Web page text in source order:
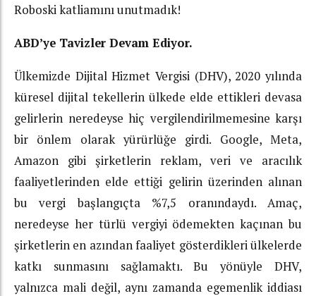
Roboski katliamını unutmadık!
ABD’ye Tavizler Devam Ediyor.
Ülkemizde Dijital Hizmet Vergisi (DHV), 2020 yılında
küresel dijital tekellerin ülkede elde ettikleri devasa
gelirlerin neredeyse hiç vergilendirilmemesine karşı
bir önlem olarak yürürlüğe girdi. Google, Meta,
Amazon gibi şirketlerin reklam, veri ve aracılık
faaliyetlerinden elde ettiği gelirin üzerinden alınan
bu vergi başlangıçta %7,5 oranındaydı. Amaç,
neredeyse her türlü vergiyi ödemekten kaçınan bu
şirketlerin en azından faaliyet gösterdikleri ülkelerde
katkı sunmasını sağlamaktı. Bu yönüyle DHV,
yalnızca mali değil, aynı zamanda egemenlik iddiası